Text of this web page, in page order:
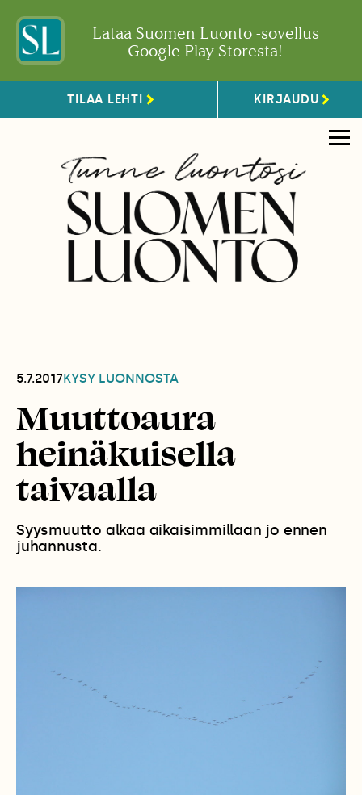
Lataa Suomen Luonto -sovellus
Google Play Storesta!
TILAA LEHTI KIRJAUDU
5.7.2017KYSY LUONNOSTA
Muuttoaura
heinäkuisella
taivaalla
Syysmuutto alkaa aikaisimmillaan jo ennen
juhannusta.